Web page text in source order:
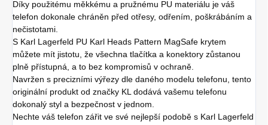
Díky použitému měkkému a pružnému PU materiálu je váš
telefon dokonale chráněn před otřesy, odřením, poškrábáním a
nečistotami.
S Karl Lagerfeld PU Karl Heads Pattern MagSafe krytem
můžete mít jistotu, že všechna tlačítka a konektory zůstanou
plně přístupná, a to bez kompromisů v ochraně.
Navržen s precizními výřezy dle daného modelu telefonu, tento
originální produkt od značky KL dodává vašemu telefonu
dokonalý styl a bezpečnost v jednom.
Nechte váš telefon zářit ve své nejlepší podobě s Karl Lagerfeld